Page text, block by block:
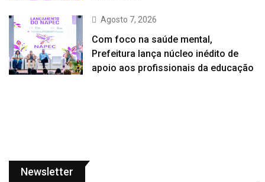
Agosto 7, 2026
Com foco na saúde mental,
Prefeitura lança núcleo inédito de
apoio aos profissionais da educação
Newsletter